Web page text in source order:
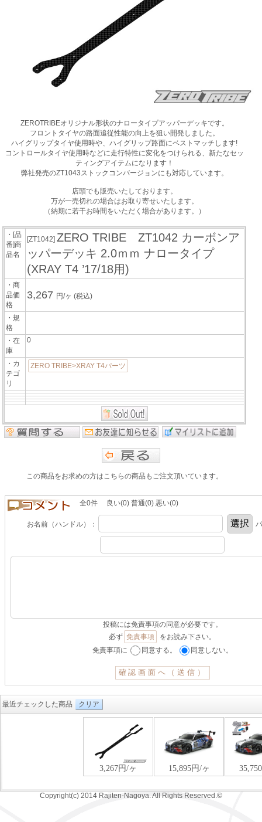
ZEROTRIBEオリジナル形状のナロータイプアッパーデッキです。
フロントタイヤの路面追従性能の向上を狙い開発しました。
ハイグリップタイヤ使用時や、ハイグリップ路面にベストマッチします!
コントロールタイヤ使用時などに走行特性に変化をつけられる、新たなセッ
ティングアイテムになります！
弊社発売のZT1043ストックコンバージョンにも対応しています。
店頭でも販売いたしております。
万が一売切れの場合はお取り寄せいたします。
（納期に若干お時間をいただく場合があります。）
・[品
番]商
品名
[ZT1042]ZERO TRIBE ZT1042 カーボンア
ッパーデッキ 2.0ｍｍ ナロータイプ
(XRAY T4 ’17/18用)
・商
品価
格
3,267 円/ヶ(税込)
・規
格
・在
庫
0
・カ
テゴ
リ
ZERO TRIBE>XRAY T4パーツ
この商品をお求めの方はこちらの商品もご注文頂いています。
全0件 良い(0) 普通(0) 悪い(0)
お名前（ハンドル）：
投稿には免責事項の同意が必要です。
必ず 免責事項
をお読み下さい。
免責事項に
同意する。 同意しない。
最近チェックした商品 クリア
Copyright(c) 2014 Rajiten-Nagoya. All Rights Reserved.©